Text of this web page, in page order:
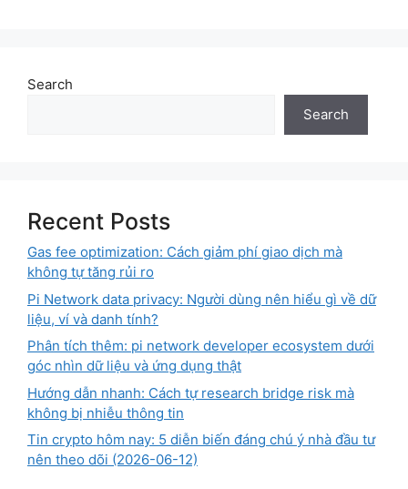
Search
Search
Recent Posts
Gas fee optimization: Cách giảm phí giao dịch mà
không tự tăng rủi ro
Pi Network data privacy: Người dùng nên hiểu gì về dữ
liệu, ví và danh tính?
Phân tích thêm: pi network developer ecosystem dưới
góc nhìn dữ liệu và ứng dụng thật
Hướng dẫn nhanh: Cách tự research bridge risk mà
không bị nhiễu thông tin
Tin crypto hôm nay: 5 diễn biến đáng chú ý nhà đầu tư
nên theo dõi (2026-06-12)